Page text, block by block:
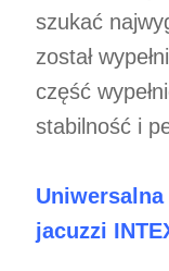
szukać
został
część
stabilność i
Uniwersalna
jacuzzi